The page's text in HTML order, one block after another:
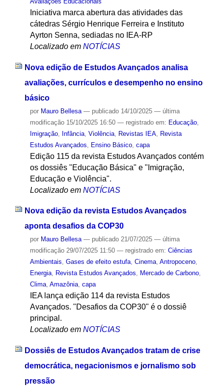
Iniciativa marca abertura das atividades das
cátedras Sérgio Henrique Ferreira e Instituto
Ayrton Senna, sediadas no IEA-RP
Localizado em NOTÍCIAS
Nova edição de Estudos Avançados analisa
avaliações, currículos e desempenho no ensino
básico
por Mauro Bellesa — publicado14/10/2025 — última
modificação15/10/2025 16:50 — registrado em: Educação,
Imigração, Infância, Violência, Revistas IEA, Revista
Estudos Avançados
Ensino Básico, capa
Edição 115 da revista Estudos Avançados contém
os dossiês "Educação Básica" e "Imigração,
Educação e Violência".
Localizado em NOTÍCIAS
Nova edição da revista Estudos Avançados
aponta desafios da COP30
por Mauro Bellesa — publicado21/07/2025 — última
modificação29/07/2025 11:50 — registrado em: Ciências
Ambientais, Gases de efeito estufa, Cinema, Antropoceno,
Energia, Revista Estudos Avançados, Mercado de Carbono,
Clima, Amazônia, capa
IEA lança edição 114 da revista Estudos
Avançados. "Desafios da COP30" é o dossiê
principal.
Localizado em NOTÍCIAS
Dossiês de Estudos Avançados tratam de crise
democrática, negacionismos e jornalismo sob
pressão